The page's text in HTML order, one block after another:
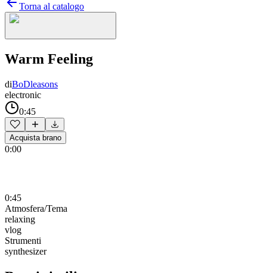
Torna al catalogo
Warm Feeling
diBoDleasons
electronic
0:45
Acquista brano
0:00
0:45
Atmosfera/Tema
relaxing
vlog
Strumenti
synthesizer